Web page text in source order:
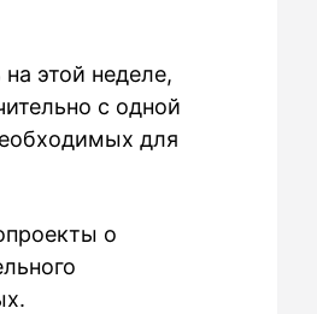
этой неделе,
с одной
для
о